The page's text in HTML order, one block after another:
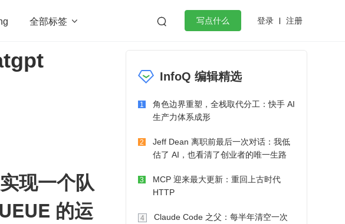
全部标签   写点什么 登录 注册
Web3.0
微服务架构 flutter
现一个队
的运
InfoQ 编辑精选
1
角色边界重塑，全栈取代分工：快手 AI
生产力体系成形
2
Jeff Dean 离职前最后一次对话：我低
估了 AI，也看清了创业者的唯一生路
3
MCP 迎来最大更新：重回上古时代
HTTP
4
Claude Code 之父：每半年清空一次